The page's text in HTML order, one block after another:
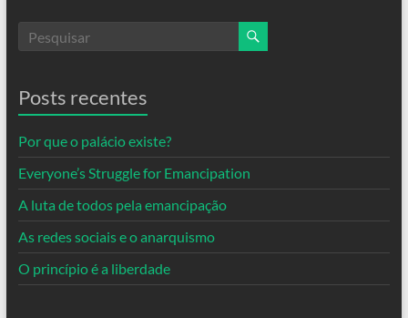
Posts recentes
Por que o palácio existe?
Everyone’s Struggle for Emancipation
A luta de todos pela emancipação
As redes sociais e o anarquismo
O princípio é a liberdade